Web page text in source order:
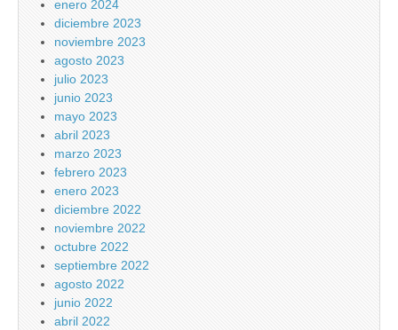
enero 2024
diciembre 2023
noviembre 2023
agosto 2023
julio 2023
junio 2023
mayo 2023
abril 2023
marzo 2023
febrero 2023
enero 2023
diciembre 2022
noviembre 2022
octubre 2022
septiembre 2022
agosto 2022
junio 2022
abril 2022